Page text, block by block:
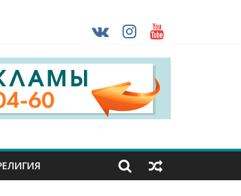
в Старом Осколе